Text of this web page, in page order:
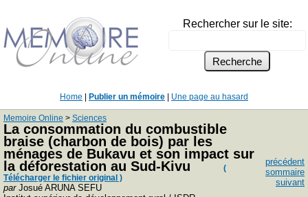
Rechercher sur le site:
Home Publier un mémoire Une page au hasard
Memoire Online > Sciences
La consommation du combustible
braise (charbon de bois) par les
ménages de Bukavu et son impact sur
la déforestation au Sud-Kivu
(
Télécharger le fichier original )
parJosué ARUNA SEFU
précédent
sommaire
suivant